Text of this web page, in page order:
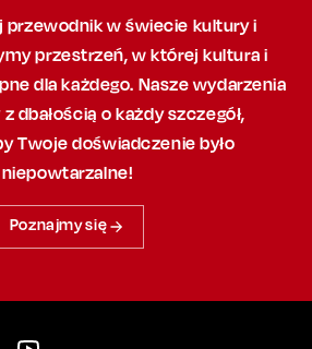
przewodnik w świecie kultury i
przestrzeń,w której kultura i
dla każdego. Nasze wydarzenia
z dbałością o każdy szczegół,
Twoje doświadczenie było
niepowtarzalne!
Poznajmy się